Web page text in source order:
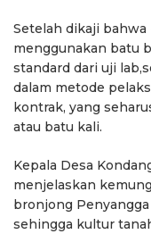
Setelah dikaji
menggunakan batu
standard dari uji
dalam metode
kontrak, yang
atau batu kali.
Kepala Desa
menjelaskan
bronjong
sehingga kultur